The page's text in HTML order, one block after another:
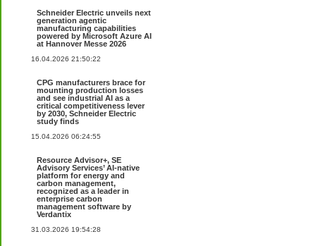
Schneider Electric unveils next
generation agentic
manufacturing capabilities
powered by Microsoft Azure AI
at Hannover Messe 2026
16.04.2026 21:50:22
CPG manufacturers brace for
mounting production losses
and see industrial AI as a
critical competitiveness lever
by 2030, Schneider Electric
study finds
15.04.2026 06:24:55
Resource Advisor+, SE
Advisory Services’ AI-native
platform for energy and
carbon management,
recognized as a leader in
enterprise carbon
management software by
Verdantix
31.03.2026 19:54:28